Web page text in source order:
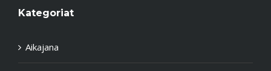
Kategoriat
Aikajana